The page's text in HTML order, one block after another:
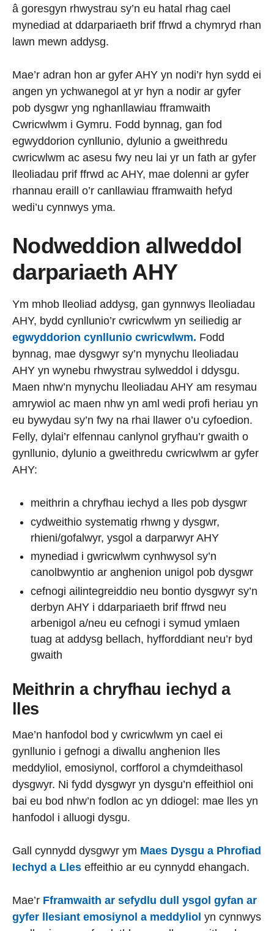
â goresgyn rhwystrau sy’n eu hatal rhag cael
mynediad at ddarpariaeth brif ffrwd a chymryd rhan
lawn mewn addysg.
Mae’r adran hon ar gyfer AHY yn nodi’r hyn sydd ei
angen yn ychwanegol at yr hyn a nodir ar gyfer
pob dysgwr yng nghanllawiau fframwaith
Cwricwlwm i Gymru. Fodd bynnag, gan fod
egwyddorion cynllunio, dylunio a gweithredu
cwricwlwm ac asesu fwy neu lai yr un fath ar gyfer
lleoliadau prif ffrwd ac AHY, mae dolenni ar gyfer
rhannau eraill o’r canllawiau fframwaith hefyd
wedi’u cynnwys yma.
Nodweddion allweddol
darpariaeth AHY
Ym mhob lleoliad addysg, gan gynnwys lleoliadau
AHY, bydd cynllunio’r cwricwlwm yn seiliedig ar
egwyddorion cynllunio cwricwlwm. Fodd
bynnag, mae dysgwyr sy’n mynychu lleoliadau
AHY yn wynebu rhwystrau sylweddol i ddysgu.
Maen nhw’n mynychu lleoliadau AHY am resymau
amrywiol ac maen nhw yn aml wedi profi heriau yn
eu bywydau sy’n fwy na rhai llawer o’u cyfoedion.
Felly, dylai’r elfennau canlynol gryfhau’r gwaith o
gynllunio, dylunio a gweithredu cwricwlwm ar gyfer
AHY:
meithrin a chryfhau iechyd a lles pob dysgwr
cydweithio systematig rhwng y dysgwr,
rhieni/gofalwyr, ysgol a darparwyr AHY
mynediad i gwricwlwm cynhwysol sy’n
canolbwyntio ar anghenion unigol pob dysgwr
cefnogi ailintegreiddio neu bontio dysgwyr sy’n
derbyn AHY i ddarpariaeth brif ffrwd neu
arbenigol a/neu eu cefnogi i symud ymlaen
tuag at addysg bellach, hyfforddiant neu’r byd
gwaith
Meithrin a chryfhau iechyd a
lles
Mae’n hanfodol bod y cwricwlwm yn cael ei
gynllunio i gefnogi a diwallu anghenion lles
meddyliol, emosiynol, corfforol a chymdeithasol
dysgwyr. Ni fydd dysgwyr yn dysgu’n effeithiol oni
bai eu bod nhw’n fodlon ac yn ddiogel: mae lles yn
hanfodol i alluogi dysgu.
Gall cynnydd dysgwyr ym Maes Dysgu a Phrofiad
Iechyd a Lles effeithio ar eu cynnydd ehangach.
Mae’r Fframwaith ar sefydlu dull ysgol gyfan ar
gyfer llesiant emosiynol a meddyliol yn cynnwys